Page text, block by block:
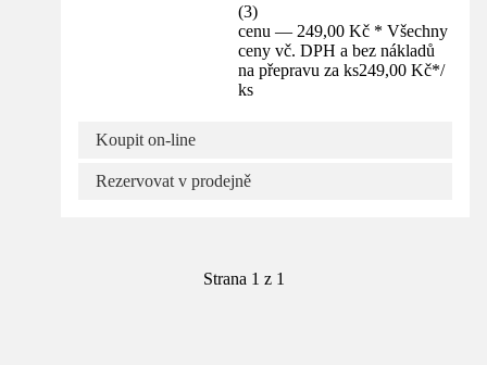
(3)
cenu — 249,00 Kč * Všechny
ceny vč. DPH a bez nákladů
na přepravu za ks249,00 Kč*/
ks
Koupit on-line
Rezervovat v prodejně
Strana 1 z 1